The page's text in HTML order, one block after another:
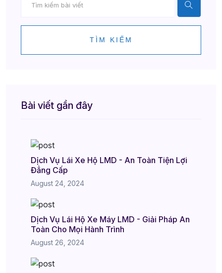
TÌM KIẾM
Bài viết gần đây
Dịch Vụ Lái Xe Hộ LMD - An Toàn Tiện Lợi
Đẳng Cấp
August 24, 2024
Dịch Vụ Lái Hộ Xe Máy LMD - Giải Pháp An
Toàn Cho Mọi Hành Trình
August 26, 2024